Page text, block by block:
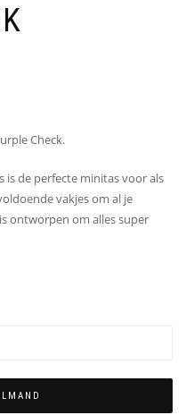
Check.
is de perfecte minitas voor als
vakjes om al je
ontworpen om alles super